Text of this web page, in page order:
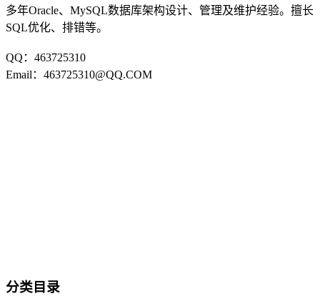
多年Oracle、MySQL数据库架构设计、管理及维护经验。擅长
SQL优化、排错等。
QQ：463725310
Email：463725310@QQ.COM
分类目录